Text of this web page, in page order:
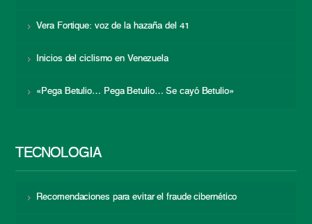
Vera Fortique: voz de la hazaña del 41
Inicios del ciclismo en Venezuela
«Pega Betulio… Pega Betulio… Se cayó Betulio»
TECNOLOGÍA
Recomendaciones para evitar el fraude cibernético